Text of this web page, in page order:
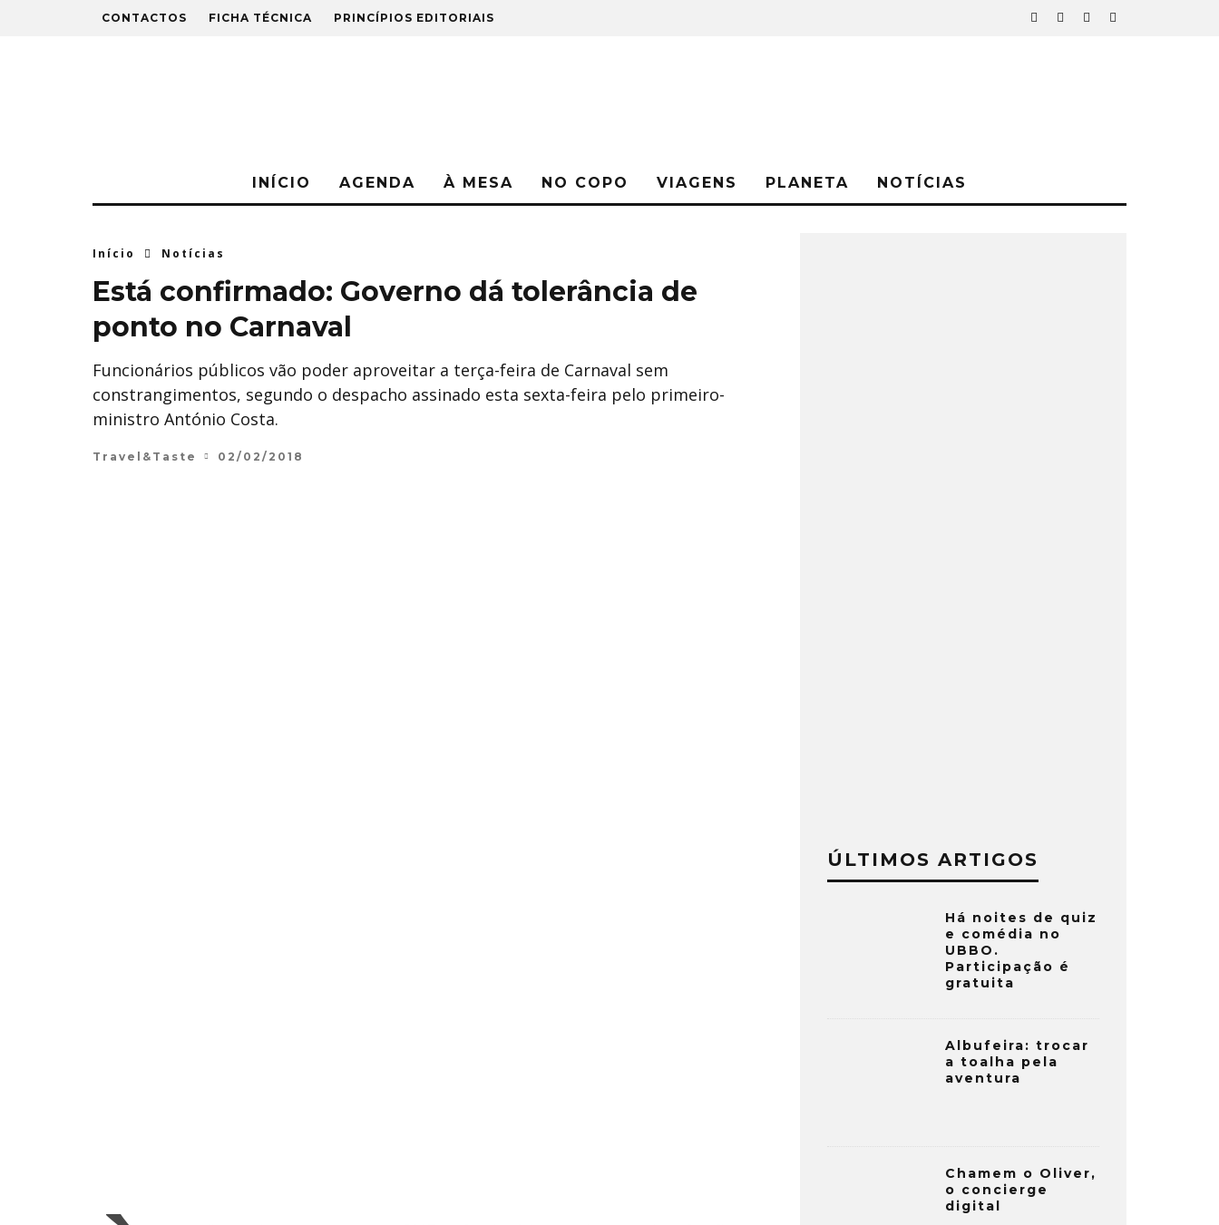
CONTACTOS FICHA TÉCNICA PRINCÍPIOS EDITORIAIS
INÍCIO AGENDA À MESA NO COPO VIAGENS PLANETA NOTÍCIAS
Início Notícias
Está confirmado: Governo dá tolerância de
ponto no Carnaval
Funcionários públicos vão poder aproveitar a terça-feira de Carnaval sem
constrangimentos, segundo o despacho assinado esta sexta-feira pelo primeiro-
ministro António Costa.
Travel&Taste 02/02/2018
ÚLTIMOS ARTIGOS
Há noites de quiz
e comédia no
UBBO.
Participação é
gratuita
Albufeira: trocar
a toalha pela
aventura
Chamem o Oliver,
o concierge
digital